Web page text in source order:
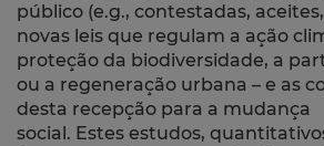
público (e.g., contestadas,
novas leis que regulam a ação
proteção da biodiversidade, a
ou a regeneração urbana – e as
desta recepção para a mudança
social. Estes estudos,